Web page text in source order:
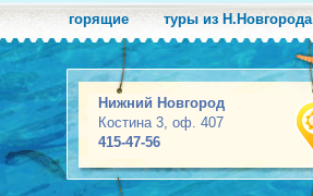
горящие туры из Н.Новгорода
Нижний Новгород
Костина 3, оф. 407
415-47-56